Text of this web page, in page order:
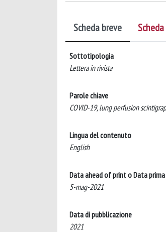
Scheda breve
Sottotipologia
Lettera in rivista
Parole chiave
COVID-19, lung perfusion
Lingua del contenuto
English
Data ahead of print o Data
5-mag-2021
Data di pubblicazione
2021